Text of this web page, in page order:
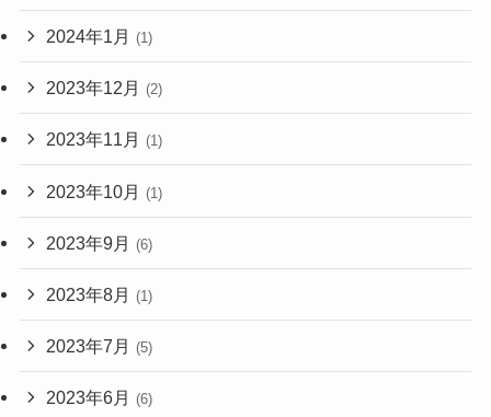
2024年1月 (1)
2023年12月 (2)
2023年11月 (1)
2023年10月 (1)
2023年9月 (6)
2023年8月 (1)
2023年7月 (5)
2023年6月 (6)